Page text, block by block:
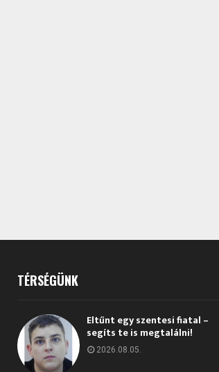
TÉRSÉGÜNK
Eltűnt egy szentesi fiatal –
segíts te is megtalálni!
2026.08.05.